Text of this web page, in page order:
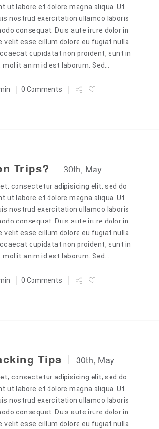
ut labore et dolore magna aliqua. Ut
nostrud exercitation ullamco laboris
consequat. Duis aute irure dolor in
velit esse cillum dolore eu fugiat nulla
cupidatat non proident, sunt in
anim id est laborum. Sed…
0 Comments
Trips? 30th, May
consectetur adipisicing elit, sed do
ut labore et dolore magna aliqua. Ut
nostrud exercitation ullamco laboris
consequat. Duis aute irure dolor in
velit esse cillum dolore eu fugiat nulla
cupidatat non proident, sunt in
anim id est laborum. Sed…
0 Comments
Tips 30th, May
consectetur adipisicing elit, sed do
ut labore et dolore magna aliqua. Ut
nostrud exercitation ullamco laboris
consequat. Duis aute irure dolor in
velit esse cillum dolore eu fugiat nulla